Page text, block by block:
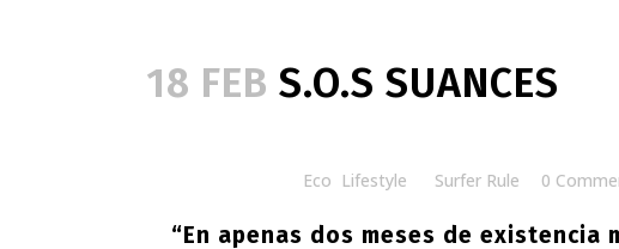
18 FEB S.O.S SUANCES
Eco Lifestyle Surfer Rule 0
“En apenas dos meses de